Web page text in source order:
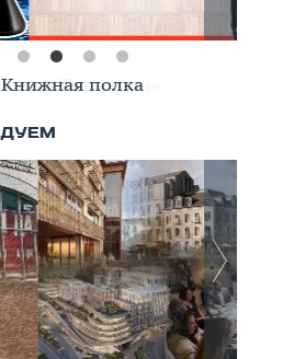
Книжная полка